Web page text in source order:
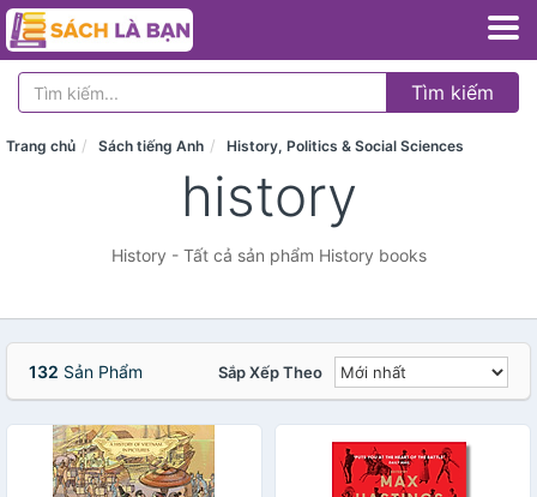
Tìm kiếm
Trang chủ Sách tiếng Anh History, Politics & Social Sciences
history
History - Tất cả sản phẩm History books
132 Sản Phẩm Sắp Xếp Theo